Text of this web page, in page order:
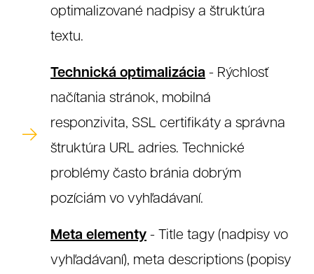
optimalizované nadpisy a štruktúra
textu.
Technická optimalizácia - Rýchlosť
načítania stránok, mobilná
responzivita, SSL certifikáty a správna
štruktúra URL adries. Technické
problémy často bránia dobrým
pozíciám vo vyhľadávaní.
Meta elementy- Title tagy (nadpisy vo
vyhľadávaní), meta descriptions (popisy